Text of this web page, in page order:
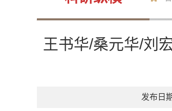
王书华/桑元华/刘
发布日